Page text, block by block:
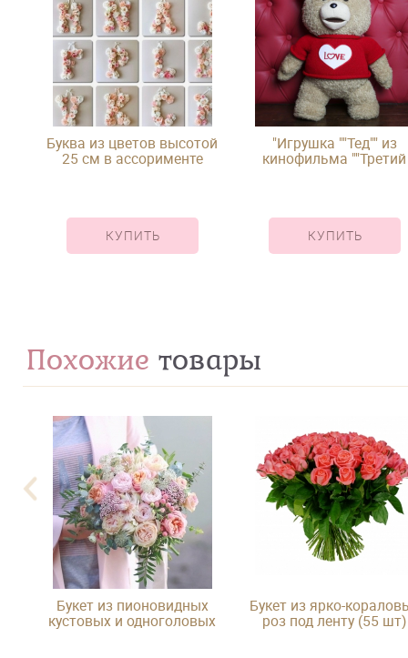
Буква из цветов высотой
25 см в ассорименте
КУПИТЬ
"Игрушка ""Тед"" из
кинофильма ""Третий
КУПИТЬ
Похожие товары
Букет из пионовидных
кустовых и одноголовых
Букет из ярко-
роз под ленту (55 шт)